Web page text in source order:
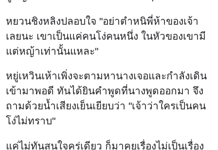
หยวนชิงหลิงปลอบใจ "อย่าตำหนิพี่ห้าของเจ้า
เลยนะ เขาเป็นแค่คนโง่คนหนึ่ง ในหัวของเขามี
แต่หญ้าเท่านั้นแหละ"
หยู่เหวินเห้าเพิ่งจะตามหานางเจอและกำลังเดิน
เข้ามาพอดี ทันได้ยินคำพูดที่นางพูดออกมา จึง
ถามด้วยน้ำเสียงเย็นเยียบว่า "เจ้าว่าใครเป็นคน
โง่ไม่ทราบ"
แค่ไม่ทันสนใจครู่เดียว ก็มาคุยเรื่องไม่เป็นเรื่อง